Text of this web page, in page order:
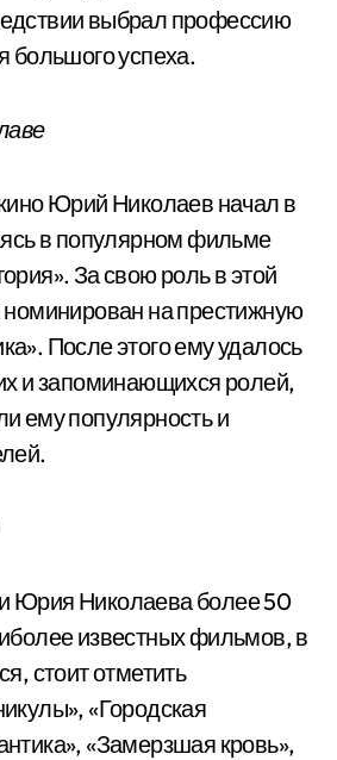
выбрал профессию
большого успеха.
Юрий Николаев начал в
в популярном фильме
За свою роль в этой
номинирован на престижную
После этого ему удалось
и запоминающихся ролей,
ему популярность и
Юрия Николаева более 50
известных фильмов, в
стоит отметить
«Городская
«Замерзшая кровь»,